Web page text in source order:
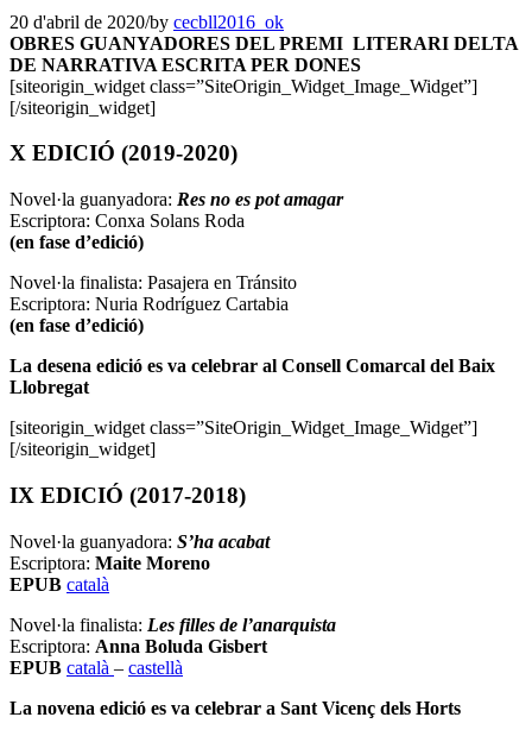
20 d'abril de 2020/by cecbll2016_ok
OBRES GUANYADORES DEL PREMI LITERARI DELTA
DE NARRATIVA ESCRITA PER DONES
[siteorigin_widget class=”SiteOrigin_Widget_Image_Widget”]
[/siteorigin_widget]
X EDICIÓ (2019-2020)
Novel·la guanyadora: Res no es pot amagar
Escriptora: Conxa Solans Roda
(en fase d’edició)
Novel·la finalista: Pasajera en Tránsito
Escriptora: Nuria Rodríguez Cartabia
(en fase d’edició)
La desena edició es va celebrar al Consell Comarcal del Baix
Llobregat
[siteorigin_widget class=”SiteOrigin_Widget_Image_Widget”]
[/siteorigin_widget]
IX EDICIÓ (2017-2018)
Novel·la guanyadora: S’ha acabat
Escriptora: Maite Moreno
EPUB català
Novel·la finalista: Les filles de l’anarquista
Escriptora: Anna Boluda Gisbert
EPUB català – castellà
La novena edició es va celebrar a Sant Vicenç dels Horts